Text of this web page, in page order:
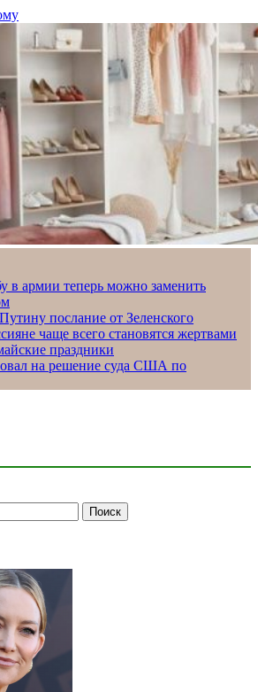
в армии теперь можно заменить
послание от Зеленского
чаще всего становятся жертвами
праздники
на решение суда США по